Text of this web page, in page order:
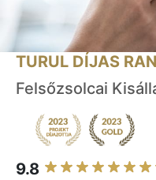
TURUL DÍJAS
Felsőzsolcai
9.8